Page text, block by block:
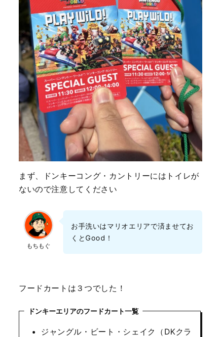
まず、ドンキーコング・カントリーにはトイレが
ないので注意してください
もちもぐ
お手洗いはマリオエリアで済ませてお
くとGood！
フードカートは３つでした！
ドンキーエリアのフードカート一覧
ジャングル・ビート・シェイク（DKクラ